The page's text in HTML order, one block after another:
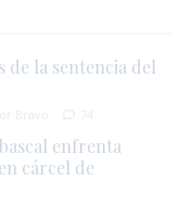
de la sentencia del
enfrenta
cárcel de